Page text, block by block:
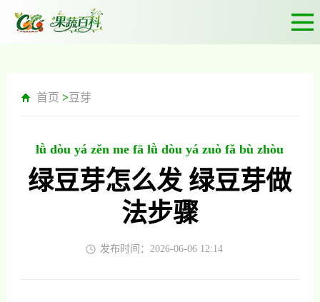
首页 >豆芽
lǜ dòu yá zěn me fā lǜ dòu yá zuò fǎ bù zhòu
绿豆芽怎么发 绿豆芽做
法步骤
发布时间：2026-06-06 12:14